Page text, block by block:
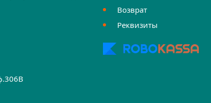
Возврат
Реквизиты